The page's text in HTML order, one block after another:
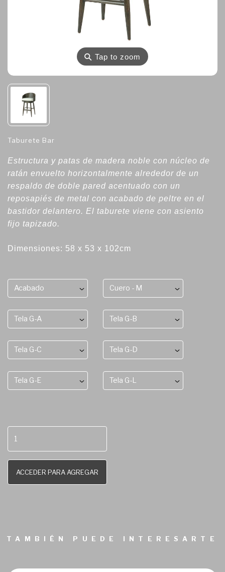
⚲Tap to zoom
Taburete Bar
Estructura y patas de madera noble con núcleo de
ratán envuelto horizontalmente alrededor de un
respaldo de doble pared acentuado con un
reposapiés de metal con acabado de peltre en el
bastidor delantero. El taburete viene con asiento
fijo tapizado.
Dimensiones: 58 x 53 x 102cm
Acabado Cuero - M
Tela G-A Tela G-B
Tela G-C Tela G-D
Tela G-E Tela G-L
ACCEDER PARA AGREGAR
TAMBIÉN PUEDE INTERESARTE